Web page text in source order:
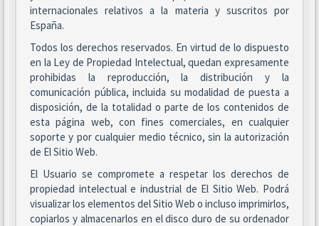
internacionales relativos a la materia y suscritos por
España.
Todos los derechos reservados. En virtud de lo dispuesto
en la Ley de Propiedad Intelectual, quedan expresamente
prohibidas la reproducción, la distribución y la
comunicación pública, incluida su modalidad de puesta a
disposición, de la totalidad o parte de los contenidos de
esta página web, con fines comerciales, en cualquier
soporte y por cualquier medio técnico, sin la autorización
de El Sitio Web.
El Usuario se compromete a respetar los derechos de
propiedad intelectual e industrial de El Sitio Web. Podrá
visualizar los elementos del Sitio Web o incluso imprimirlos,
copiarlos y almacenarlos en el disco duro de su ordenador